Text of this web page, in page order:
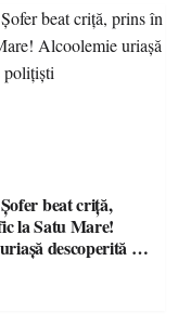
beat criță,
la Satu Mare!
descoperită de